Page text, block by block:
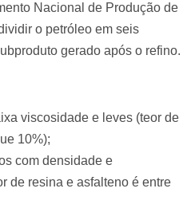
Nacional de Produção de
o petróleo em seis
gerado após o refino.
viscosidade e leves (teor de
10%);
com densidade e
de resina e asfalteno é entre